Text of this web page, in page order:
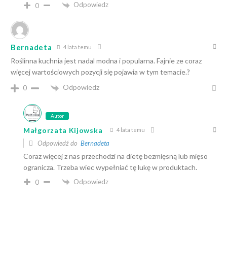
0 Odpowiedz
Bernadeta 4 lata temu
Roślinna kuchnia jest nadal modna i popularna. Fajnie ze coraz
więcej wartościowych pozycji się pojawia w tym temacie.?
0
Odpowiedz
Autor
Małgorzata Kijowska 4 lata temu
Odpowiedź do Bernadeta
Coraz więcej z nas przechodzi na dietę bezmięsną lub mięso
ogranicza. Trzeba wiec wypełniać tę lukę w produktach.
0 Odpowiedz